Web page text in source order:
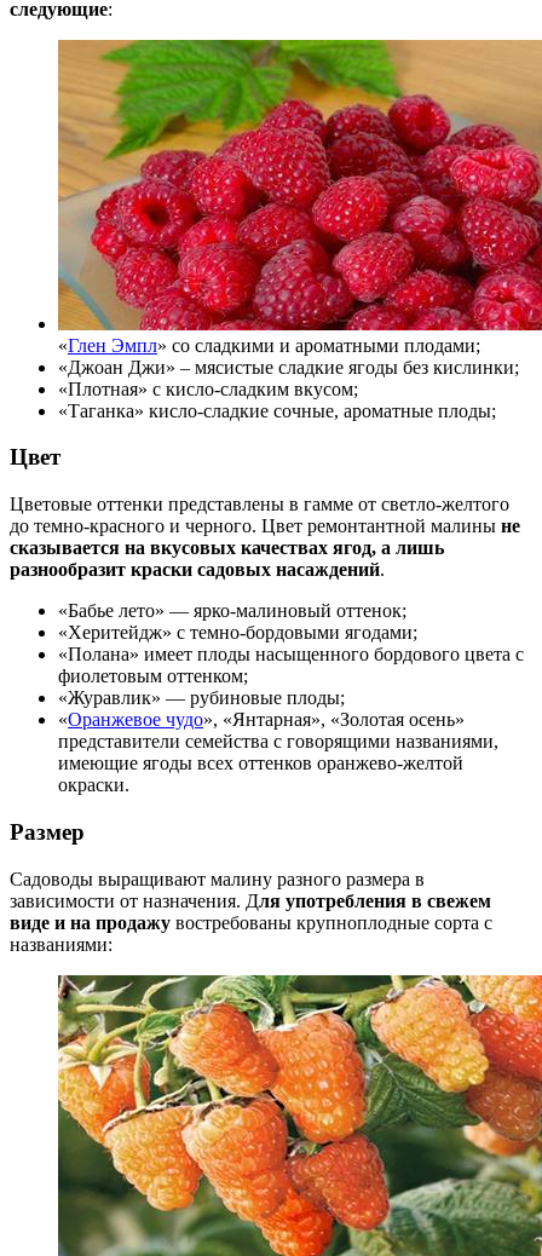
следующие:
«Глен Эмпл» со сладкими и ароматными плодами;
«Джоан Джи» – мясистые сладкие ягоды без кислинки;
«Плотная» с кисло-сладким вкусом;
«Таганка» кисло-сладкие сочные, ароматные плоды;
Цвет
Цветовые оттенки представлены в гамме от светло-желтого
до темно-красного и черного. Цвет ремонтантной малины не
сказывается на вкусовых качествах ягод, а лишь
разнообразит краски садовых насаждений.
«Бабье лето» — ярко-малиновый оттенок;
«Херитейдж» с темно-бордовыми ягодами;
«Полана» имеет плоды насыщенного бордового цвета с
фиолетовым оттенком;
«Журавлик» — рубиновые плоды;
«Оранжевое чудо», «Янтарная», «Золотая осень»
представители семейства с говорящими названиями,
имеющие ягоды всех оттенков оранжево-желтой
окраски.
Размер
Садоводы выращивают малину разного размера в
зависимости от назначения. Для употребления в свежем
виде и на продажу востребованы крупноплодные сорта с
названиями: